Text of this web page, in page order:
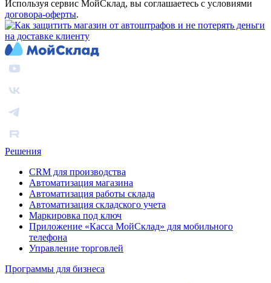
Используя сервис МойСклад, вы соглашаетесь с условиями
договора‑оферты.
Решения
CRM для производства
Автоматизация магазина
Автоматизация работы склада
Автоматизация складского учета
Маркировка под ключ
Приложение «Касса МойСклад» для мобильного
телефона
Управление торговлей
Программы для бизнеса